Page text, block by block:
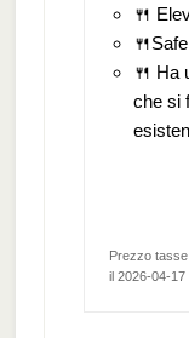
🍴
🍴 Ha
che si
Prezzo
il 2026-04-17